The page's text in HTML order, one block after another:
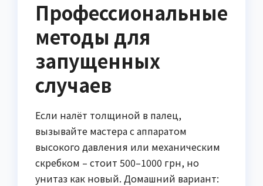
Профессиональные
методы для
запущенных
случаев
Если налёт толщиной в палец,
вызывайте мастера с аппаратом
высокого давления или механическим
скребком – стоит 500–1000 грн, но
унитаз как новый. Домашний вариант: